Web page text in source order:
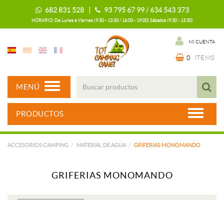
682 831 528 | 93 795 67 99 / 634 543 373
HORARIO: De Lunes a Viernes (9:30 - 13:30 / 16:00 - 19:00) Sábados (9:30 - 13:30)
MI CUENTA
0 ITEMS
MENÚ
PRODUCTOS
ACCESORIOS CAMPING MATERIAL DE AGUA GRIFERIAS MONOMANDO
GRIFERIAS MONOMANDO